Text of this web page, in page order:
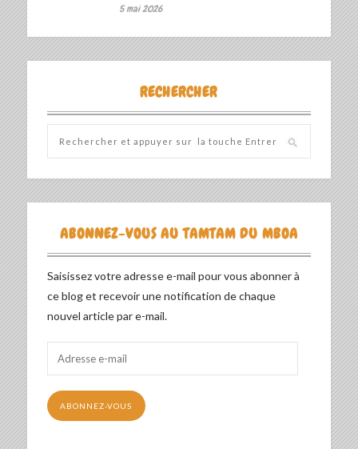
5 mai 2026
RECHERCHER
ABONNEZ-VOUS AU TAMTAM DU MBOA
Saisissez votre adresse e-mail pour vous abonner à
ce blog et recevoir une notification de chaque
nouvel article par e-mail.
mail
ABONNEZ-VOUS